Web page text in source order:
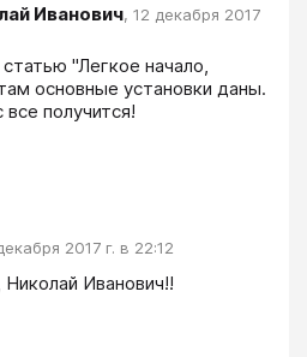
Иванович, 12 декабря 2017
"Легкое начало,
основные установки даны.
получится!
2017 г. в 22:12
Иванович!!